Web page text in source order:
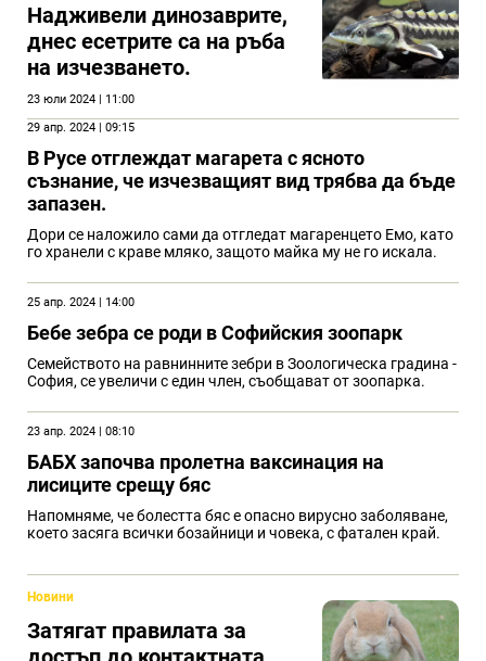
Надживели динозаврите,
днес есетрите са на ръба
на изчезването.
23 юли 2024 | 11:00
29 апр. 2024 | 09:15
В Русе отглеждат магарета с ясното
съзнание, че изчезващият вид трябва да бъде
запазен.
Дори се наложило сами да отгледат магаренцето Емо, като
го хранели с краве мляко, защото майка му не го искала.
25 апр. 2024 | 14:00
Бебе зебра се роди в Софийския зоопарк
Семейството на равнинните зебри в Зоологическа градина -
София, се увеличи с един член, съобщават от зоопарка.
23 апр. 2024 | 08:10
БАБХ започва пролетна ваксинация на
лисиците срещу бяс
Напомняме, че болестта бяс е опасно вирусно заболяване,
което засяга всички бозайници и човека, с фатален край.
Новини
Затягат правилата за